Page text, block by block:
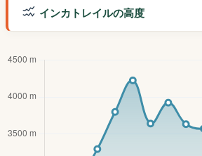
インカトレイルの高度